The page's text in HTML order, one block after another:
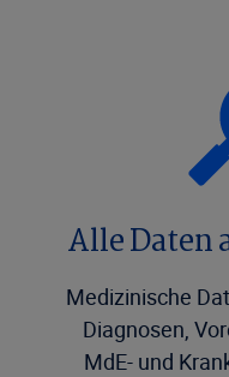
Alle Daten
Medizinische
Diagnosen,
MdE- und